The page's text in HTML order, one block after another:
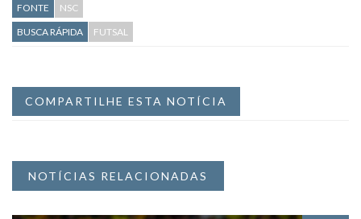
FONTE
NSC
BUSCA RÁPIDA
FUTSAL
COMPARTILHE ESTA NOTÍCIA
NOTÍCIAS RELACIONADAS